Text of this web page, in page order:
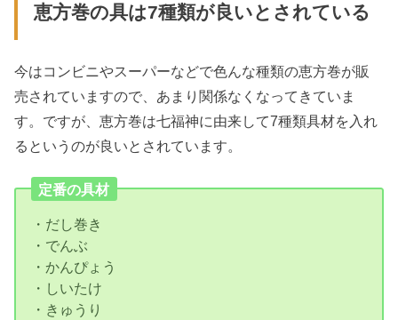
恵方巻の具は7種類が良いとされている
今はコンビニやスーパーなどで色んな種類の恵方巻が販
売されていますので、あまり関係なくなってきていま
す。ですが、恵方巻は七福神に由来して7種類具材を入れ
るというのが良いとされています。
定番の具材
・だし巻き
・でんぶ
・かんぴょう
・しいたけ
・きゅうり